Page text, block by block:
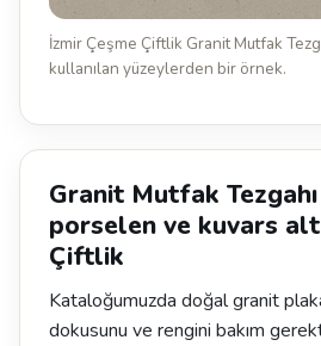
İzmir Çeşme Çiftlik Granit Mutfak
kullanılan yüzeylerden bir örnek.
Granit Mutfak
porselen ve kuvars
Çiftlik
Kataloğumuzda doğal granit
dokusunu ve rengini bakım